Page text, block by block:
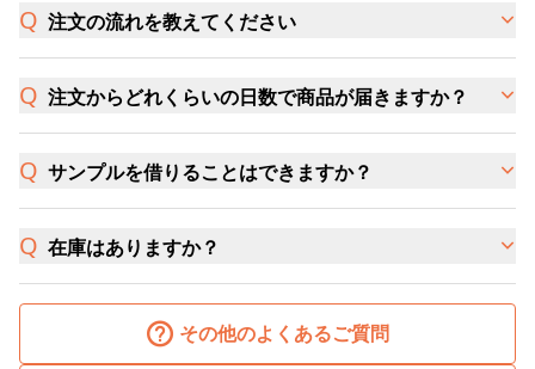
注文の流れを教えてください
注文からどれくらいの日数で商品が届きますか？
サンプルを借りることはできますか？
在庫はありますか？
その他のよくあるご質問